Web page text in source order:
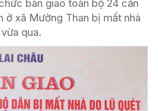
bàn giao toàn bộ 24 căn
ở xã Mường Than bị mất nhà
qua.